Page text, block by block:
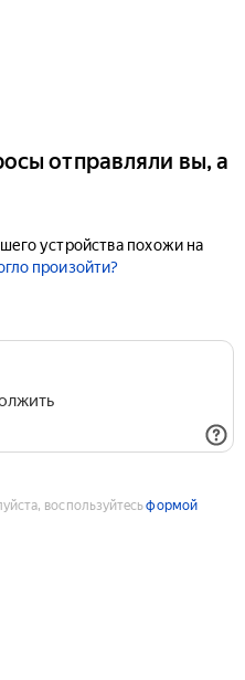
отправляли вы, а
устройства похожи на
произойти?
воспользуйтесьформой